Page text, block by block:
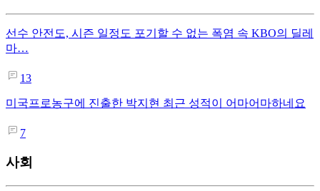
선수 안전도, 시즌 일정도 포기할 수 없는 폭염 속 KBO의 딜레
마…
13
미국프로농구에 진출한 박지현 최근 성적이 어마어마하네요
7
사회